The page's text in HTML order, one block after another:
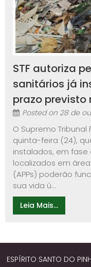
STF autoriza
sanitários já
prazo previsto
Posted on 28 de
O Supremo Tribunal
quinta-feira (24),
instalados, em
localizados em
(APPs) poderão
sua vida ú...
Leia Mais...
ESPÍRITO SANTO DO